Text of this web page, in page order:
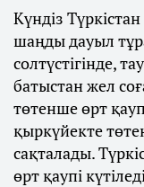
Күндіз
шаңды дауыл
солтүстігінде,
батыстан жел
төтенше өрт
қыркүйекте
сақталады.
өрт қаупі